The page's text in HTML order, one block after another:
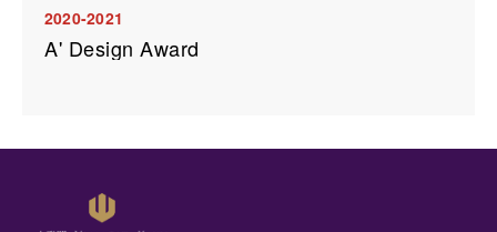
2020-2021
A' Design Award